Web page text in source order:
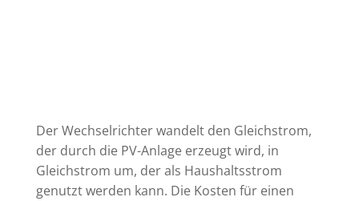
Der Wechselrichter wandelt den Gleichstrom,
der durch die PV-Anlage erzeugt wird, in
Gleichstrom um, der als Haushaltsstrom
genutzt werden kann. Die Kosten für einen